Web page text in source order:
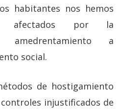
habitantes nos hemos
afectados por la
amedrentamiento a
social.
de hostigamiento
injustificados de